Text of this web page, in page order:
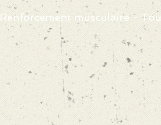
Renforcement musculaire -